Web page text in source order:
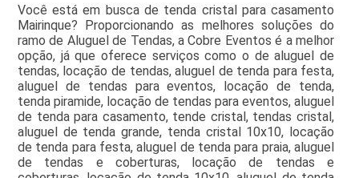
Você está em busca de tenda cristal para casamento
Mairinque? Proporcionando as melhores soluções do
ramo de Aluguel de Tendas, a Cobre Eventos é a melhor
opção, já que oferece serviços como o de aluguel de
tendas, locação de tendas, aluguel de tenda para festa,
aluguel de tendas para eventos, locação de tenda,
tenda piramide, locação de tendas para eventos, aluguel
de tenda para casamento, tende cristal, tendas cristal,
aluguel de tenda grande, tenda cristal 10x10, locação
de tenda para festa, aluguel de tenda para praia, aluguel
de tendas e coberturas, locação de tendas e